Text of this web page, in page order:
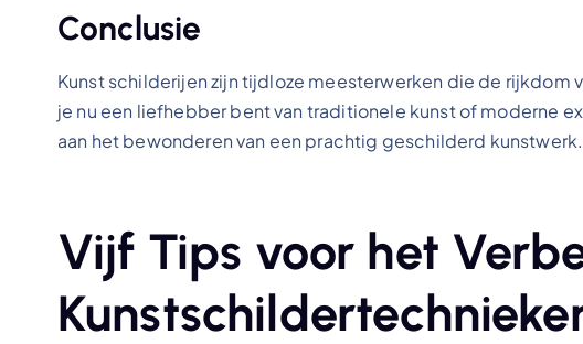
Conclusie
Kunst schilderijen zijn tijdloze meesterwerken die de
je nu een liefhebber bent van traditionele kunst of moderne
aan het bewonderen van een prachtig geschilderd kunstwerk.
Vijf Tips voor het